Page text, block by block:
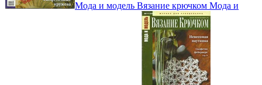
Мода и модель Вязание крючком Мода и